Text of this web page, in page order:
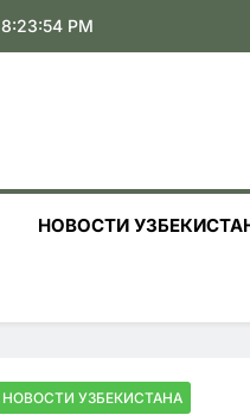
8:23:55 PM
НОВОСТИ
НОВОСТИ УЗБЕКИСТАНА